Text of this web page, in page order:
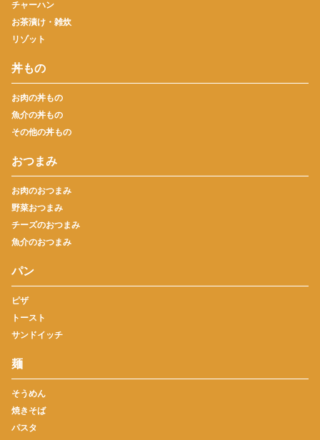
チャーハン
お茶漬け・雑炊
リゾット
丼もの
お肉の丼もの
魚介の丼もの
その他の丼もの
おつまみ
お肉のおつまみ
野菜おつまみ
チーズのおつまみ
魚介のおつまみ
パン
ピザ
トースト
サンドイッチ
麺
そうめん
焼きそば
パスタ